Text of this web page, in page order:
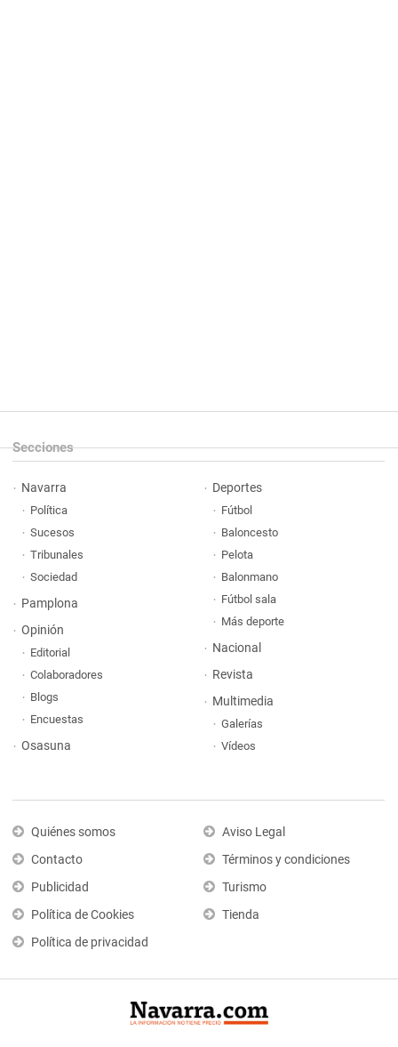
Secciones
Navarra
Política
Sucesos
Tribunales
Sociedad
Pamplona
Opinión
Editorial
Colaboradores
Blogs
Encuestas
Osasuna
Deportes
Fútbol
Baloncesto
Pelota
Balonmano
Fútbol sala
Más deporte
Nacional
Revista
Multimedia
Galerías
Vídeos
Quiénes somos
Contacto
Publicidad
Política de Cookies
Política de privacidad
Aviso Legal
Términos y condiciones
Turismo
Tienda